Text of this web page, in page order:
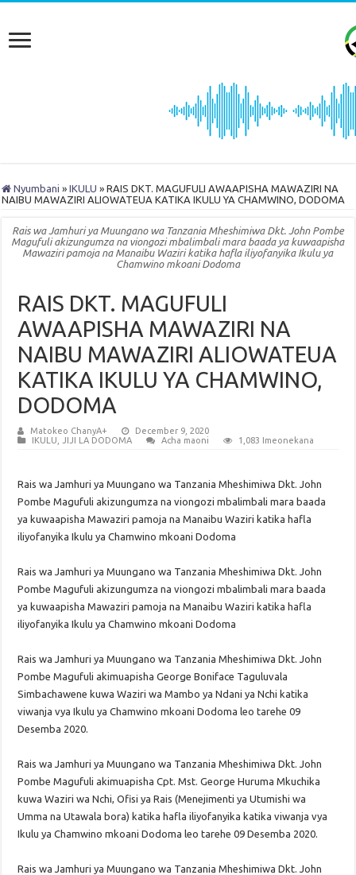
Nyumbani » IKULU » RAIS DKT. MAGUFULI AWAAPISHA MAWAZIRI NA
NAIBU MAWAZIRI ALIOWATEUA KATIKA IKULU YA CHAMWINO, DODOMA
Rais wa Jamhuri ya Muungano wa Tanzania Mheshimiwa Dkt. John Pombe
Magufuli akizungumza na viongozi mbalimbali mara baada ya kuwaapisha
Mawaziri pamoja na Manaibu Waziri katika hafla iliyofanyika Ikulu ya
Chamwino mkoani Dodoma
RAIS DKT. MAGUFULI
AWAAPISHA MAWAZIRI NA
NAIBU MAWAZIRI ALIOWATEUA
KATIKA IKULU YA CHAMWINO,
DODOMA
Matokeo ChanyA+
December 9, 2020
IKULU
JIJI LA DODOMA Acha maoni 1,083 Imeonekana
Rais wa Jamhuri ya Muungano wa Tanzania Mheshimiwa Dkt. John
Pombe Magufuli akizungumza na viongozi mbalimbali mara baada
ya kuwaapisha Mawaziri pamoja na Manaibu Waziri katika hafla
iliyofanyika Ikulu ya Chamwino mkoani Dodoma
Rais wa Jamhuri ya Muungano wa Tanzania Mheshimiwa Dkt. John
Pombe Magufuli akizungumza na viongozi mbalimbali mara baada
ya kuwaapisha Mawaziri pamoja na Manaibu Waziri katika hafla
iliyofanyika Ikulu ya Chamwino mkoani Dodoma
Rais wa Jamhuri ya Muungano wa Tanzania Mheshimiwa Dkt. John
Pombe Magufuli akimuapisha George Boniface Taguluvala
Simbachawene kuwa Waziri wa Mambo ya Ndani ya Nchi katika
viwanja vya Ikulu ya Chamwino mkoani Dodoma leo tarehe 09
Desemba 2020.
Rais wa Jamhuri ya Muungano wa Tanzania Mheshimiwa Dkt. John
Pombe Magufuli akimuapisha Cpt. Mst. George Huruma Mkuchika
kuwa Waziri wa Nchi, Ofisi ya Rais (Menejimenti ya Utumishi wa
Umma na Utawala bora) katika hafla iliyofanyika katika viwanja vya
Ikulu ya Chamwino mkoani Dodoma leo tarehe 09 Desemba 2020.
Rais wa Jamhuri ya Muungano wa Tanzania Mheshimiwa Dkt. John